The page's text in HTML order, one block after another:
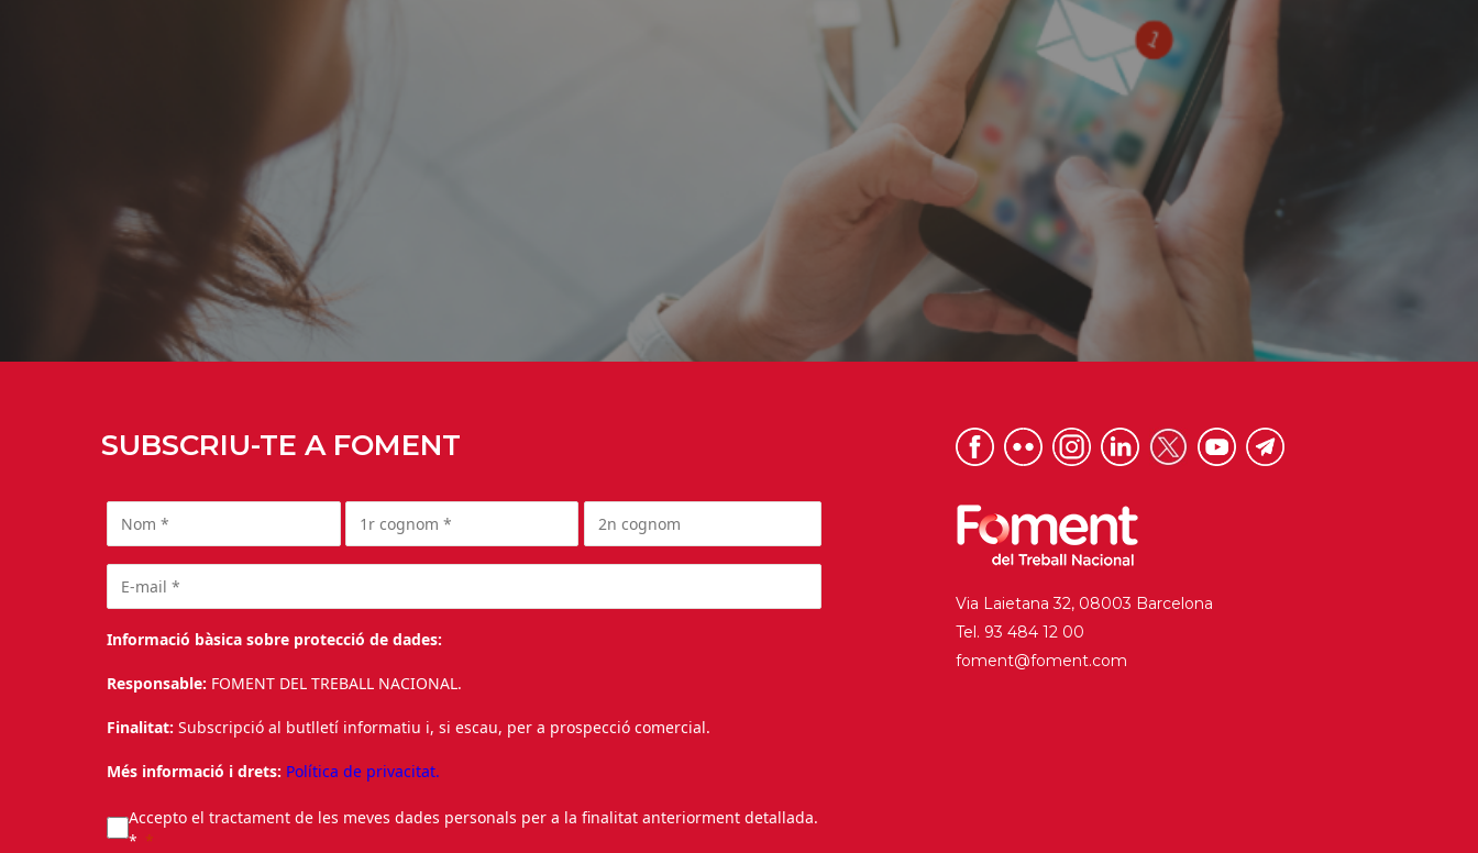
SUBSCRIU-TE A FOMENT
Informació bàsica sobre protecció de dades:
Responsable: FOMENT DEL TREBALL NACIONAL.
Finalitat: Subscripció al butlletí informatiu i, si escau, per a prospecció comercial.
Més informació i drets: Política de privacitat.
Accepto el tractament de les meves dades personals per a la finalitat anteriorment detallada.
*
Via Laietana 32, 08003 Barcelona
Tel. 93 484 12 00
foment@foment.com